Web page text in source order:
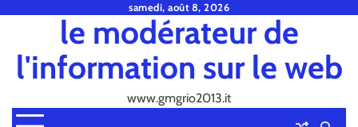
samedi, août 8, 2026
le modérateur de
l'information sur le web
www.gmgrio2013.it